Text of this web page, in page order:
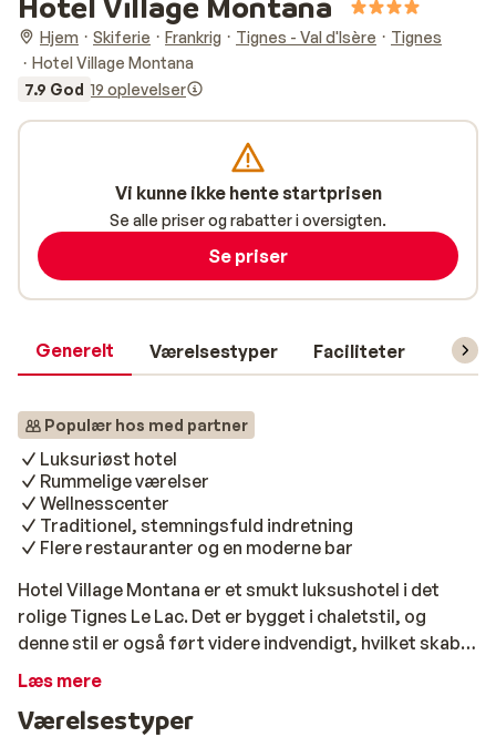
Hjem Skiferie Frankrig Tignes - Val d'Isère
Tignes
Hotel Village Montana
7.9 God 19 oplevelser
Generelt Værelsestyper Faciliteter
Populær hos med partner
Luksuriøst hotel
Rummelige værelser
Wellnesscenter
Traditionel, stemningsfuld indretning
Flere restauranter og en moderne bar
Hotel Village Montana er et smukt luksushotel i det
rolige Tignes Le Lac. Det er bygget i chaletstil, og
denne stil er også ført videre indvendigt, hvilket skaber
masser af stemning. Pisterne ligger lige uden for
Le Lac. Værelserne er rummelige og smagfuldt
Læs mere
Værelsestyper
Vi kunne ikke hente startprisen
Se alle priser og rabatter i oversigten.
Se priser